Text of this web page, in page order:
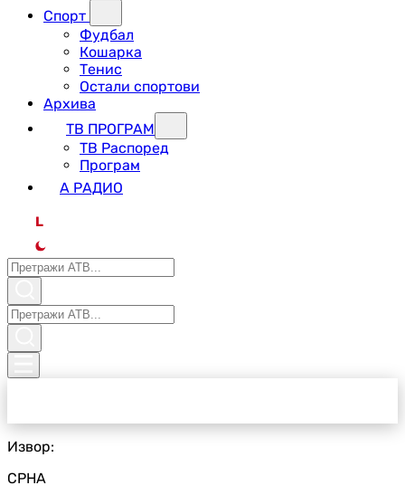
Спорт
Фудбал
Кошарка
Тенис
Остали спортови
Архива
ТВ ПРОГРАМ
ТВ Распоред
Програм
А РАДИО
L
Извор:
СРНА